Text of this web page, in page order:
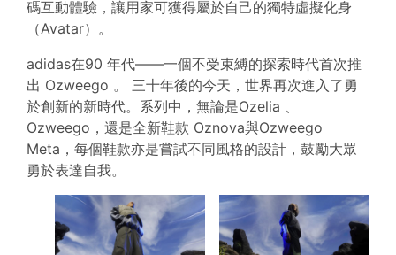
碼互動體驗，讓用家可獲得屬於自己的獨特虛擬化身
（Avatar）。
adidas在90 年代——一個不受束縛的探索時代首次推
出 Ozweego 。 三十年後的今天，世界再次進入了勇
於創新的新時代。系列中，無論是Ozelia 、
Ozweego，還是全新鞋款 Oznova與Ozweego
Meta，每個鞋款亦是嘗試不同風格的設計，鼓勵大眾
勇於表達自我。